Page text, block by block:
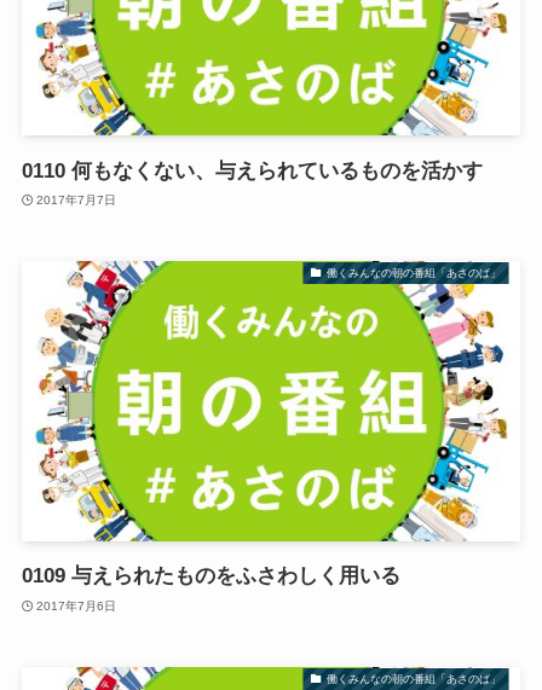
0110 何もなくない、与えられているものを活かす
2017年7月7日
働くみんなの朝の番組「あさのば」
0109 与えられたものをふさわしく用いる
2017年7月6日
働くみんなの朝の番組「あさのば」